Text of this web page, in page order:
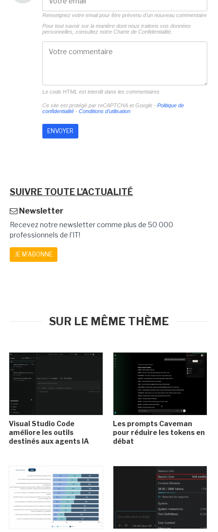
Renseignez votre email pour être prévenu d'un nouveau commentaire
Pour tout savoir sur la manière dont nous traitons vos données
personnelles, consultez notre Charte de Confidentialité.
Le code HTML est interdit dans les commentaires
Ce site est protégé par reCAPTCHA et Google - Politique de
confidentialité- Conditions d'utilisation
SUIVRE TOUTE L'ACTUALITÉ
Newsletter
Recevez notre newsletter comme plus de 50 000
professionnels de l'IT!
JE M'ABONNE
SUR LE MÊME THÈME
Visual Studio Code
améliore les outils
destinés aux agents IA
Les prompts Caveman
pour réduire les tokens en
débat